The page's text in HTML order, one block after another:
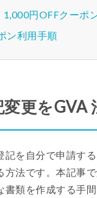
1,000円OFFクーポ
ン利用手順
更をGVA
記を自分で申請す
方法です。本記事
書類を作成する手